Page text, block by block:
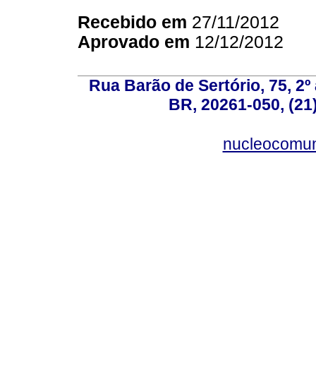
Recebido em 27/11/2012
Aprovado em 12/12/2012
Rua Barão de Sertório, 75,
BR, 20261-050,